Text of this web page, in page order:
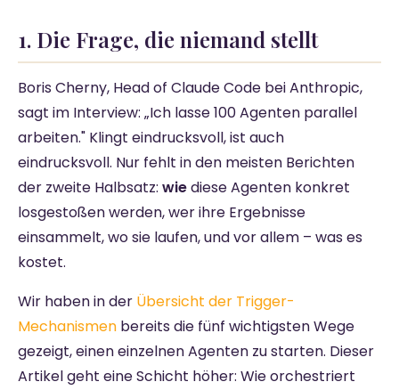
1. Die Frage, die niemand stellt
Boris Cherny, Head of Claude Code bei Anthropic,
sagt im Interview: „Ich lasse 100 Agenten parallel
arbeiten." Klingt eindrucksvoll, ist auch
eindrucksvoll. Nur fehlt in den meisten Berichten
der zweite Halbsatz: wiediese Agenten konkret
losgestoßen werden, wer ihre Ergebnisse
einsammelt, wo sie laufen, und vor allem – was es
kostet.
Wir haben in der Übersicht der Trigger-
Mechanismen bereits die fünf wichtigsten Wege
gezeigt, einen einzelnen Agenten zu starten. Dieser
Artikel geht eine Schicht höher: Wie orchestriert